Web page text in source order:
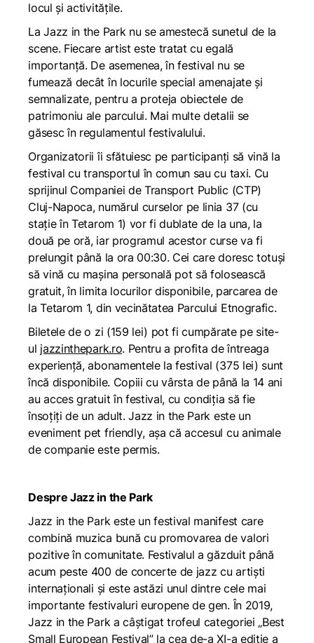
locul și activitățile.
La Jazz in the Park nu se amestecă sunetul de la
scene. Fiecare artist este tratat cu egală
importanță. De asemenea, în festival nu se
fumează decât în locurile special amenajate și
semnalizate, pentru a proteja obiectele de
patrimoniu ale parcului. Mai multe detalii se
găsesc în regulamentul festivalului.
Organizatorii îi sfătuiesc pe participanți să vină la
festival cu transportul în comun sau cu taxi. Cu
sprijinul Companiei de Transport Public (CTP)
Cluj-Napoca, numărul curselor pe linia 37 (cu
stație în Tetarom 1) vor fi dublate de la una, la
două pe oră, iar programul acestor curse va fi
prelungit până la ora 00:30. Cei care doresc totuși
să vină cu mașina personală pot să folosească
gratuit, în limita locurilor disponibile, parcarea de
la Tetarom 1, din vecinătatea Parcului Etnografic.
Biletele de o zi (159 lei) pot fi cumpărate pe site-
ul jazzinthepark.ro. Pentru a profita de întreaga
experiență, abonamentele la festival (375 lei) sunt
încă disponibile. Copiii cu vârsta de până la 14 ani
au acces gratuit în festival, cu condiția să fie
însoțiți de un adult. Jazz in the Park este un
eveniment pet friendly, așa că accesul cu animale
de companie este permis.
Despre Jazz in the Park
Jazz in the Park este un festival manifest care
combină muzica bună cu promovarea de valori
pozitive în comunitate. Festivalul a găzduit până
acum peste 400 de concerte de jazz cu artiști
internaționali și este astăzi unul dintre cele mai
importante festivaluri europene de gen. În 2019,
Jazz in the Park a câștigat trofeul categoriei „Best
Small European Festival” la cea de-a XI-a ediție a